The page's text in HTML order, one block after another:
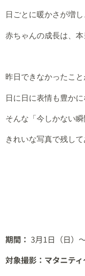
日ごとに暖かさが増
赤ちゃんの成長は、本
昨日できなかったこ
日に日に表情も豊かに
そんな「今しかない瞬
きれいな写真で残し
期間： 3月1日（日）
対象撮影：マタニテ